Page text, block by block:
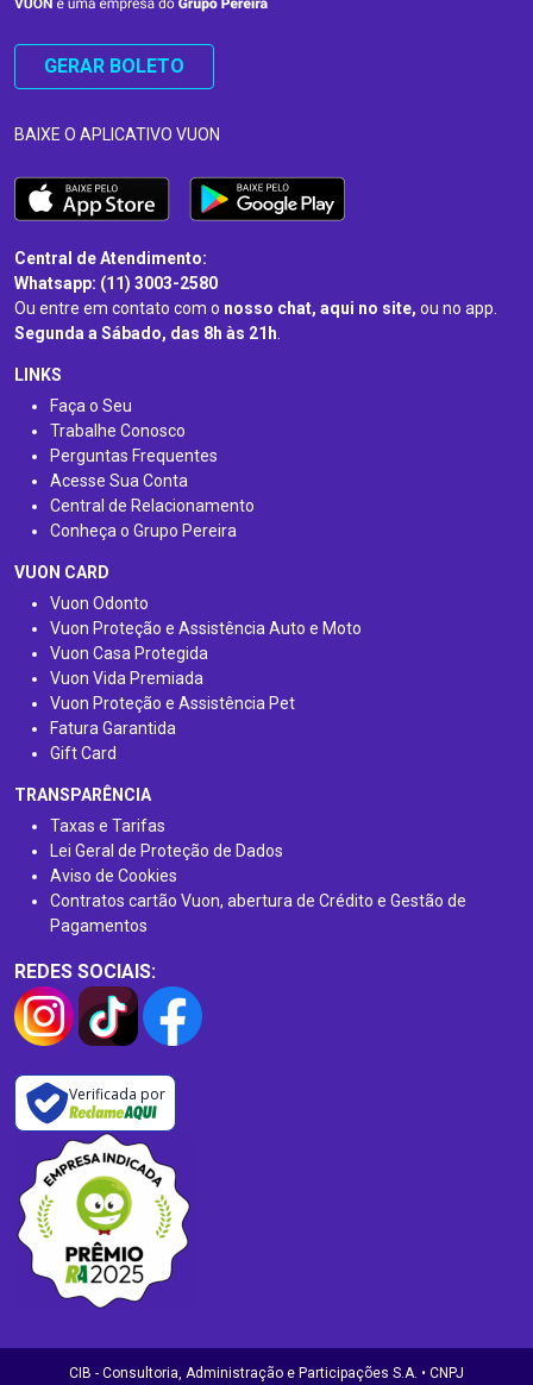
GERAR BOLETO
BAIXE O APLICATIVO VUON
Central de Atendimento:
Whatsapp: (11) 3003-2580
Ou entre em contato com o nosso chat, aqui no site, ou no app.
Segunda a Sábado, das 8h às 21h.
LINKS
Faça o Seu
Trabalhe Conosco
Perguntas Frequentes
Acesse Sua Conta
Central de Relacionamento
Conheça o Grupo Pereira
VUON CARD
Vuon Odonto
Vuon Proteção e Assistência Auto e Moto
Vuon Casa Protegida
Vuon Vida Premiada
Vuon Proteção e Assistência Pet
Fatura Garantida
Gift Card
TRANSPARÊNCIA
Taxas e Tarifas
Lei Geral de Proteção de Dados
Aviso de Cookies
Contratos cartão Vuon, abertura de Crédito e Gestão de
Pagamentos
REDES SOCIAIS:
Verificada por
CIB - Consultoria, Administração e Participações S.A. • CNPJ